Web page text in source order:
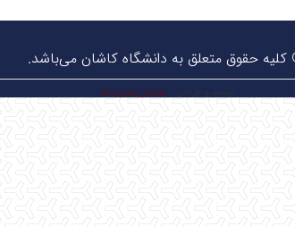
حقوق متعلق به دانشگاه کاشان می‌باشد.
توسعه و طراحی: معماران عصر‌ارتباط